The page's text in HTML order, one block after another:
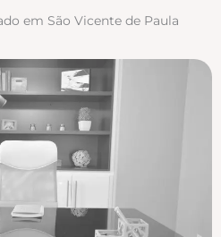
em São Vicente de Paula